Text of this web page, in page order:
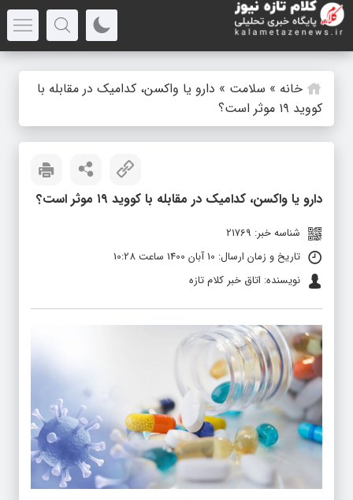
خانه » سلامت » دارو یا واکسن، کدامیک در مقابله با
کووید ۱۹ موثر است؟
دارو یا واکسن، کدامیک در مقابله با کووید ۱۹ موثر است؟
شناسه خبر: 21769
تاریخ و زمان ارسال: 10 آبان 1400 ساعت 10:28
نویسنده: اتاق خبر کلام تازه